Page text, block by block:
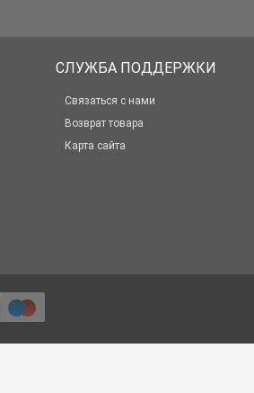
СЛУЖБА ПОДДЕРЖКИ
Связаться с нами
Возврат товара
Карта сайта